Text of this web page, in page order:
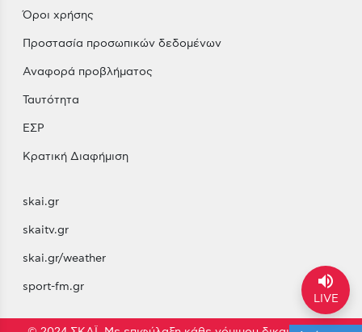
Όροι χρήσης
Προστασία προσωπικών δεδομένων
Αναφορά προβλήματος
Ταυτότητα
ΕΣΡ
Κρατική Διαφήμιση
skai.gr
skaitv.gr
skai.gr/weather
sport-fm.gr
volume_up
LIVE